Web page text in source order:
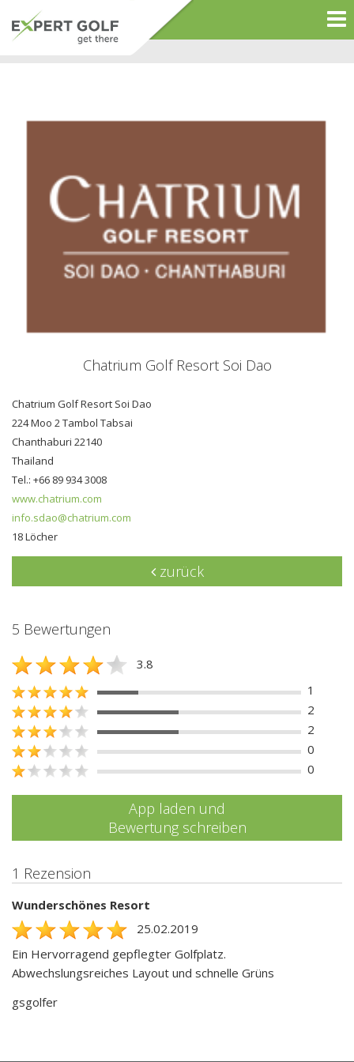
Chatrium Golf Resort Soi Dao
Chatrium Golf Resort Soi Dao
224 Moo 2 Tambol Tabsai
Chanthaburi 22140
Thailand
Tel.: +66 89 934 3008
www.chatrium.com
info.sdao@chatrium.com
18 Löcher
zurück
5 Bewertungen
3.8
1
2
2
0
0
App laden und
Bewertung schreiben
1 Rezension
Wunderschönes Resort
25.02.2019
Ein Hervorragend gepflegter Golfplatz.
Abwechslungsreiches Layout und schnelle Grüns
gsgolfer